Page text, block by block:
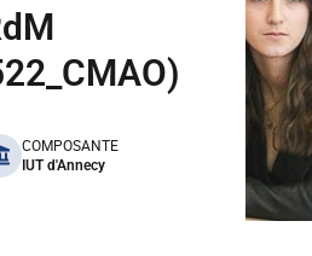
COMPOSANTE
IUT d'Annecy